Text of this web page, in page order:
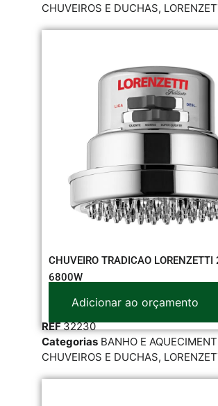
CHUVEIROS E DUCHAS,
CHUVEIRO TRADICAO
6800W
Adicionar ao orçamento
REF32230
Categorias BANHO E
CHUVEIROS E DUCHAS,